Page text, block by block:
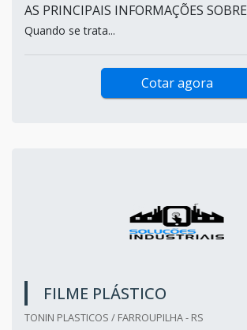
AS PRINCIPAIS INFORMAÇÕES
Quando se trata...
Cotar agora
FILME PLÁSTICO
TONIN PLASTICOS / FARROUPILHA - RS